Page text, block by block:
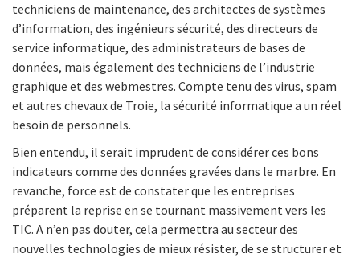
techniciens de maintenance, des architectes de systèmes
d’information, des ingénieurs sécurité, des directeurs de
service informatique, des administrateurs de bases de
données, mais également des techniciens de l’industrie
graphique et des webmestres. Compte tenu des virus, spam
et autres chevaux de Troie, la sécurité informatique a un réel
besoin de personnels.
Bien entendu, il serait imprudent de considérer ces bons
indicateurs comme des données gravées dans le marbre. En
revanche, force est de constater que les entreprises
préparent la reprise en se tournant massivement vers les
TIC. A n’en pas douter, cela permettra au secteur des
nouvelles technologies de mieux résister, de se structurer et